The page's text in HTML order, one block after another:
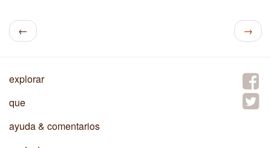
← →
explorar
que
ayuda & comentarios